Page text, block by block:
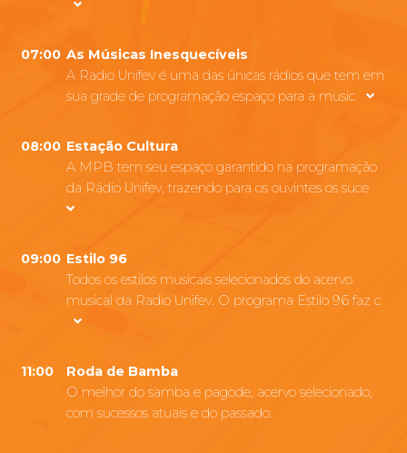
07:00 As Músicas Inesquecíveis
A Radio Unifev é uma das únicas rádios que tem em
sua grade de programação espaço para a music
08:00 Estação Cultura
A MPB tem seu espaço garantido na programação
da Rádio Unifev, trazendo para os ouvintes os suce
09:00 Estilo 96
Todos os estilos musicais selecionados do acervo
musical da Radio Unifev. O programa Estilo 96 faz c
11:00
Roda de Bamba
O melhor do samba e pagode, acervo selecionado,
com sucessos atuais e do passado.